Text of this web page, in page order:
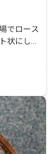
でロース
状にしま